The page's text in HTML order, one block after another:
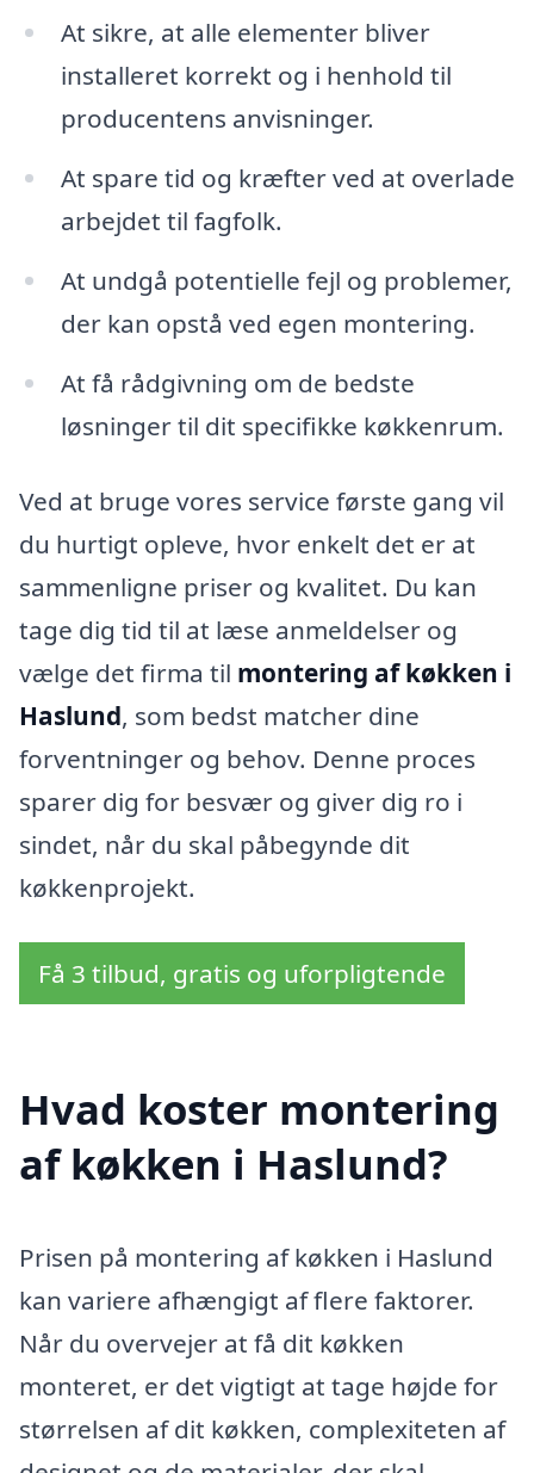
At sikre, at alle elementer bliver
installeret korrekt og i henhold til
producentens anvisninger.
At spare tid og kræfter ved at overlade
arbejdet til fagfolk.
At undgå potentielle fejl og problemer,
der kan opstå ved egen montering.
At få rådgivning om de bedste
løsninger til dit specifikke køkkenrum.
Ved at bruge vores service første gang vil
du hurtigt opleve, hvor enkelt det er at
sammenligne priser og kvalitet. Du kan
tage dig tid til at læse anmeldelser og
vælge det firma til montering af køkken i
Haslund, som bedst matcher dine
forventninger og behov. Denne proces
sparer dig for besvær og giver dig ro i
sindet, når du skal påbegynde dit
køkkenprojekt.
Få 3 tilbud, gratis og uforpligtende
Hvad koster montering
af køkken i Haslund?
Prisen på montering af køkken i Haslund
kan variere afhængigt af flere faktorer.
Når du overvejer at få dit køkken
monteret, er det vigtigt at tage højde for
størrelsen af dit køkken, complexiteten af